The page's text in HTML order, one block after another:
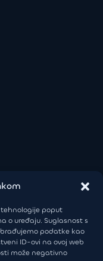
poput
o uređaju. Suglasnost s
podatke kao
ID-ovi na ovoj web
može negativno